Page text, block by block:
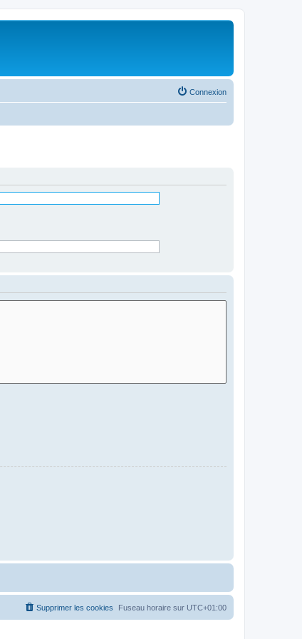
Connexion
Fuseau horaire sur UTC+01:00
Supprimer les cookies